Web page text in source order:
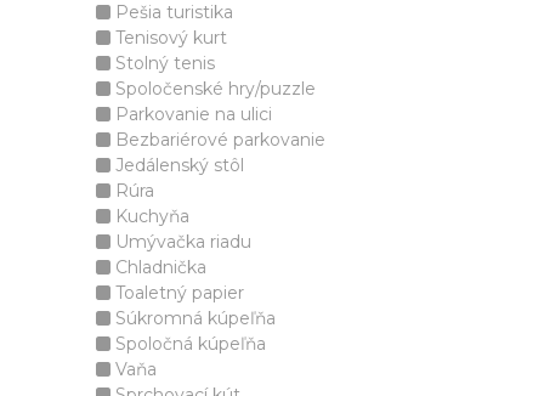
Pešia turistika
Tenisový kurt
Stolný tenis
Spoločenské hry/puzzle
Parkovanie na ulici
Bezbariérové parkovanie
Jedálenský stôl
Rúra
Kuchyňa
Umývačka riadu
Chladnička
Toaletný papier
Súkromná kúpeľňa
Spoločná kúpeľňa
Vaňa